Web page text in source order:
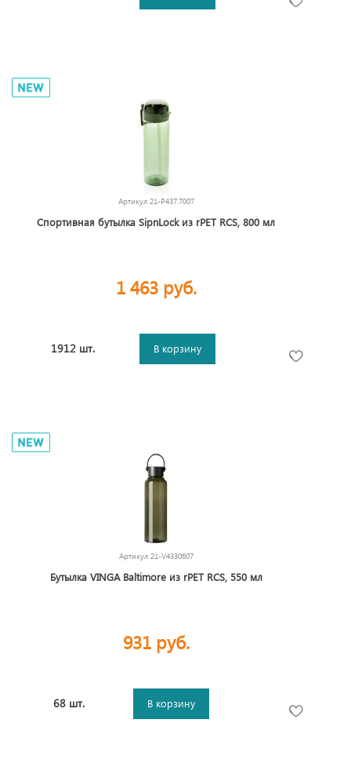
Артикул 21-P437.7007
Спортивная бутылка SipnLock из rPET RCS, 800 мл
1 463 руб.
1912 шт. В корзину
Артикул 21-V4330607
Бутылка VINGA Baltimore из rPET RCS, 550 мл
931 руб.
68 шт. В корзину